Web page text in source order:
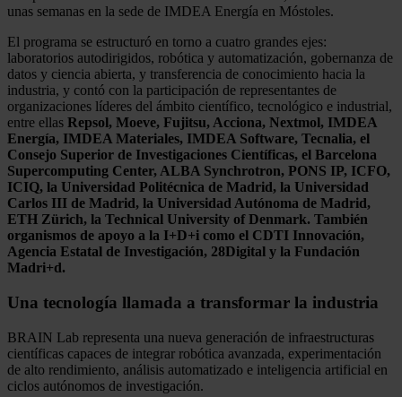
unas semanas en la sede de IMDEA Energía en Móstoles.
El programa se estructuró en torno a cuatro grandes ejes:
laboratorios autodirigidos, robótica y automatización, gobernanza de
datos y ciencia abierta, y transferencia de conocimiento hacia la
industria, y contó con la participación de representantes de
organizaciones líderes del ámbito científico, tecnológico e industrial,
entre ellas Repsol, Moeve, Fujitsu, Acciona, Nextmol, IMDEA
Energía, IMDEA Materiales, IMDEA Software, Tecnalia, el
Consejo Superior de Investigaciones Científicas, el Barcelona
Supercomputing Center, ALBA Synchrotron, PONS IP, ICFO,
ICIQ, la Universidad Politécnica de Madrid, la Universidad
Carlos III de Madrid, la Universidad Autónoma de Madrid,
ETH Zürich, la Technical University of Denmark. También
organismos de apoyo a la I+D+i como el CDTI Innovación,
Agencia Estatal de Investigación, 28Digital y la Fundación
Madri+d.
Una tecnología llamada a transformar la industria
BRAIN Lab representa una nueva generación de infraestructuras
científicas capaces de integrar robótica avanzada, experimentación
de alto rendimiento, análisis automatizado e inteligencia artificial en
ciclos autónomos de investigación.